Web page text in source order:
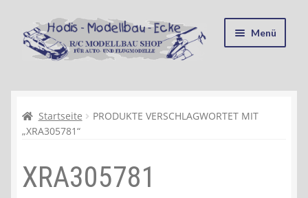
Zur
Navigation
springen
Zum
Inhalt
springen
Menü
Kasse
Recycling, Entsorgung und Umwelt
Startseite
PRODUKTE VERSCHLAGWORTET MIT
„XRA305781“
XRA305781